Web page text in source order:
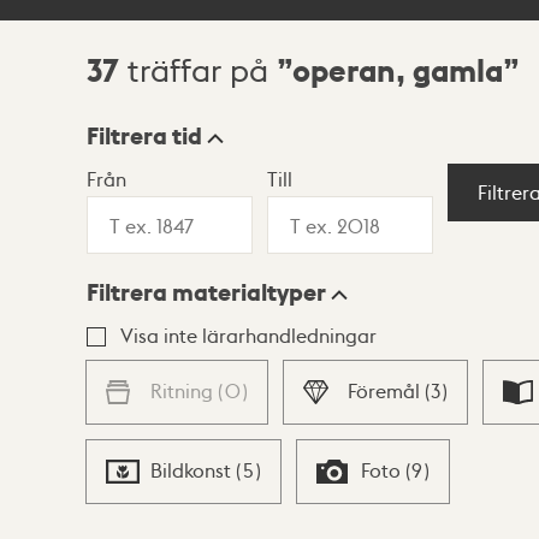
Sökresultat
37 träffar på operan, gamla
Visningsläge
Lista Karta
Filtrera tid
Från Till
Filtrera materialtyper
Visa inte lärarhandledningar
Ritning (0) Föremål (3)
Bildkonst (5) Foto (9)